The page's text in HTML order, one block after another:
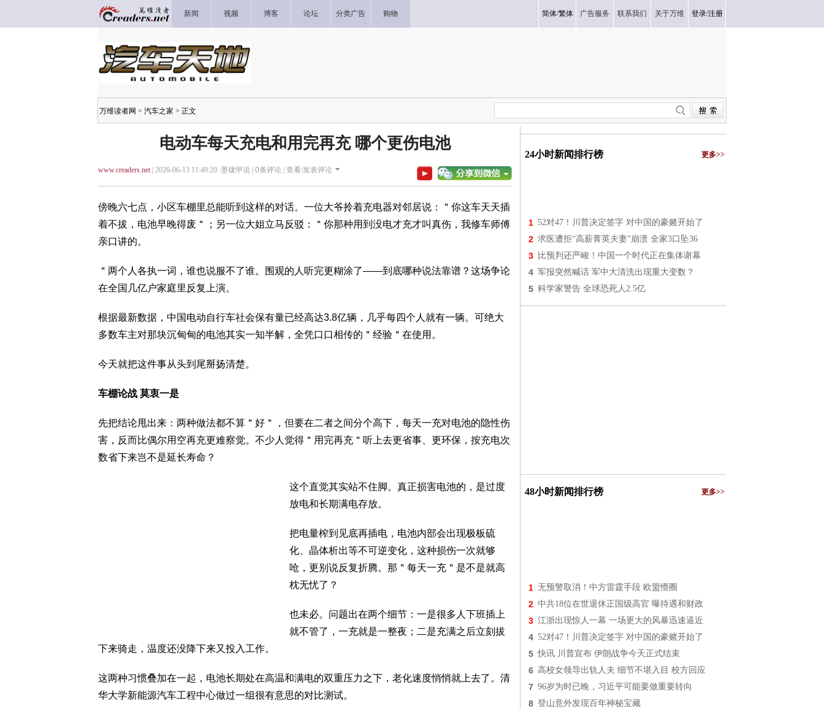
新闻 视频 博客 论坛 分类广告 购物 简体/繁体 广告服务 联系我们 关于万维 登录/注册
万维读者网 > 汽车之家 > 正文
电动车每天充电和用完再充 哪个更伤电池
www.creaders.net| 2026-06-13 11:49:20 墨珑甲说 | 0条评论 | 查看/发表评论
傍晚六七点，小区车棚里总能听到这样的对话。一位大爷拎着充电器对邻居说：＂你这车天天插
着不拔，电池早晚得废＂；另一位大姐立马反驳：＂你那种用到没电才充才叫真伤，我修车师傅
亲口讲的。
＂两个人各执一词，谁也说服不了谁。围观的人听完更糊涂了——到底哪种说法靠谱？这场争论
在全国几亿户家庭里反复上演。
根据最新数据，中国电动自行车社会保有量已经高达3.8亿辆，几乎每四个人就有一辆。可绝大
多数车主对那块沉甸甸的电池其实一知半解，全凭口口相传的＂经验＂在使用。
今天就把这件事从头到尾掰扬清楚。
车棚论战 莫衷一是
先把结论甩出来：两种做法都不算＂好＂，但要在二者之间分个高下，每天一充对电池的隐性伤
害，反而比偶尔用空再充更难察觉。不少人觉得＂用完再充＂听上去更省事、更环保，按充电次
数省下来岂不是延长寿命？
这个直觉其实站不住脚。真正损害电池的，是过度
放电和长期满电存放。
把电量榨到见底再插电，电池内部会出现极板硫
化、晶体析出等不可逆变化，这种损伤一次就够
呛，更别说反复折腾。那＂每天一充＂是不是就高
枕无忧了？
也未必。问题出在两个细节：一是很多人下班插上
就不管了，一充就是一整夜；二是充满之后立刻拔
下来骑走，温度还没降下来又投入工作。
这两种习惯叠加在一起，电池长期处在高温和满电的双重压力之下，老化速度悄悄就上去了。清
华大学新能源汽车工程中心做过一组很有意思的对比测试。
24小时新闻排行榜 更多>>
1 52对47！川普决定签字 对中国的豪赌开始了
2 求医遭拒“高薪菁英夫妻”崩溃 全家3口坠36
3 比预判还严峻！中国一个时代正在集体谢幕
4 军报突然喊话 军中大清洗出现重大变数？
5 科学家警告 全球恐死人2.5亿
48小时新闻排行榜 更多>>
1 无预警取消！中方雷霆手段 欧盟懵圈
2 中共18位在世退休正国级高官 曝待遇和财政
3 江浙出现惊人一幕 一场更大的风暴迅速逼近
4 52对47！川普决定签字 对中国的豪赌开始了
5 快讯 川普宣布 伊朗战争今天正式结束
6 高校女领导出轨人夫 细节不堪入目 校方回应
7 96岁为时已晚，习近平可能要做重要转向
8 登山意外发现百年神秘宝藏